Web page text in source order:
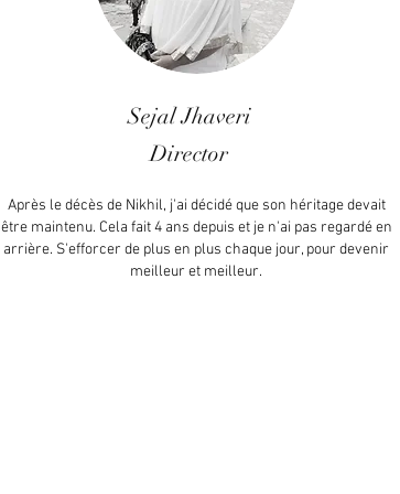
Sejal Jhaveri
Director
Après le décès de Nikhil, j'ai décidé que son héritage devait
être maintenu. Cela fait 4 ans depuis et je n'ai pas regardé en
arrière. S'efforcer de plus en plus chaque jour, pour devenir
meilleur et meilleur.